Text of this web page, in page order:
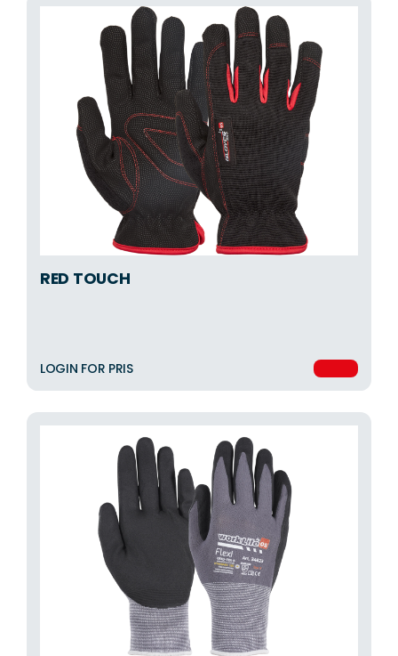
RED TOUCH
LOGIN FOR PRIS